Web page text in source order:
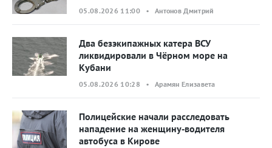
05.08.2026 11:00 • Антонов Дмитрий
Два безэкипажных катера ВСУ
ликвидировали в Чёрном море на
Кубани
05.08.2026 10:28 • Арамян Елизавета
Полицейские начали расследовать
нападение на женщину‑водителя
автобуса в Кирове